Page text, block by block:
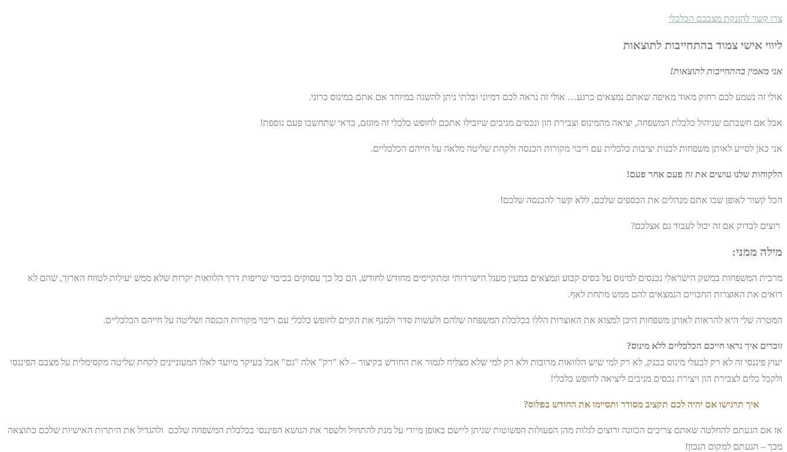
צרו קשר להזנקת מצבכם הכלכלי
ליווי אישי צמוד בהתחייבות לתוצאות
אני מאמין בהתחייבות לתוצאות!
אולי זה נשמע לכם רחוק מאוד מאיפה שאתם נמצאים כרגע… אולי זה נראה לכם דמיוני ובלתי ניתן להשגה במיוחד אם אתם במינוס כרוני.
אבל אם חשבתם שניהול כלכלת המשפחה, יציאה מהמינוס וצבירת הון ונכסים מניבים שיובילו אתכם לחופש כלכלי זה מוגזם, כדאי שתחשבו פעם נוספת!
אני כאן לסייע לאותן משפחות לבנות יציבות כלכלית עם ריבוי מקורות הכנסה ולקחת שליטה מלאה על חייהם הכלכליים.
הלקוחות שלנו עושים את זה פעם אחר פעם!
הכל קשור לאופן שבו אתם מנהלים את הכספים שלכם, ללא קשר להכנסה שלכם!
רוצים לבדוק אם זה יכול לעבוד גם אצלכם?
מילה ממני:
מרבית המשפחות במשק הישראלי נכנסים למינוס על בסיס קבוע ונמצאים במעין מעגל הישרדותי ומתקיימים מחודש לחודש, הם כל כך עסוקים בכיבוי שריפות דרך הלוואות יקרות שלא ממש יעילות לטווח הארוך, שהם לא
רואים את האוצרות החבויים הנמצאים להם ממש מתחת לאף.
המטרה שלי היא להראות לאותן משפחות היכן למצוא את האוצרות הללו בכלכלת המשפחה שלהם ולעשות סדר ולמנף את הקיים לחופש כלכלי עם ריבוי מקורות הכנסה ושליטה על חייהם הכלכליים.
זוכרים איך נראו חייכם הכלכליים ללא מינוס?
יעוץ פיננסי זה לא רק לבעלי מינוס בבנק, לא רק למי שיש הלוואות מרובות ולא רק למי שלא מצליח לגמור את החודש בקיצור – לא "רק" אלה "גם" אבל בעיקר מיועד לאלו המעוניינים לקחת שליטה מקסימלית על מצבם הפיננסי
ולקבל כלים לצבירת הון ויצירת נכסים מניבים ליציאה לחופש כלכלי!
איך תרגישו אם יהיה לכם תקציב מסודר ותסיימו את החודש בפלוס?
אז אם הגעתם להחלטה שאתם צריכים הכוונה ורוצים לגלות מהן הפעולות הפשוטות שניתן ליישם באופן מיידי על מנת להתחיל ולשפר את הנושא הפיננסי בכלכלת המשפחה שלכם ולהגדיל את היתרות האישיות שלכם כתוצאה
מכך – הגעתם למקום הנכון!